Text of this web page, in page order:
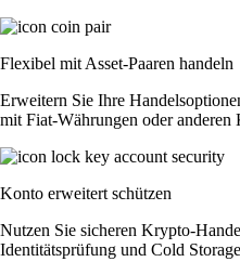
Flexibel mit Asset-Paaren handeln
Erweitern Sie Ihre
mit Fiat-Währungen oder anderen
Konto erweitert schützen
Nutzen Sie sicheren Krypto-
Identitätsprüfung und Cold